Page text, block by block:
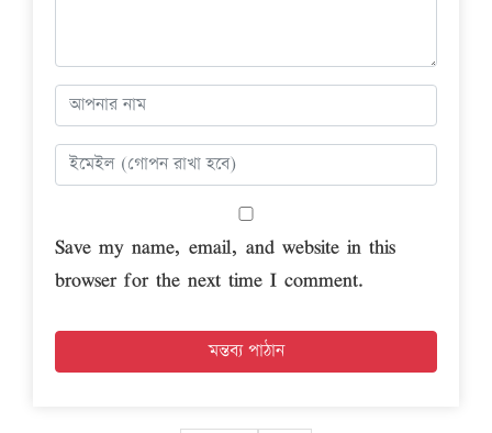
Save my name, email, and website in this
browser for the next time I comment.